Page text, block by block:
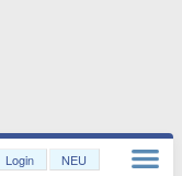
Login NEU